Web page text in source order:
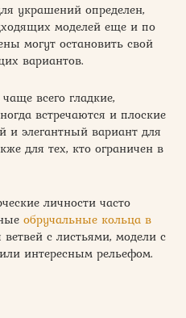
украшений определен,
моделей еще и по
могут остановить свой
вариантов.
всего гладкие,
встречаются и плоские
и элегантный вариант для
для тех, кто ограничен в
личности часто
обручальные кольца в
с листьями, модели с
интересным рельефом.